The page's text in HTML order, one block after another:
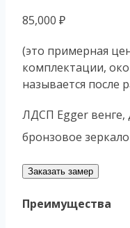
85,000 ₽
(это примерная
комплектации,
называется после
ЛДСП Egger венге,
бронзовое зеркало
Заказать замер
Преимущества